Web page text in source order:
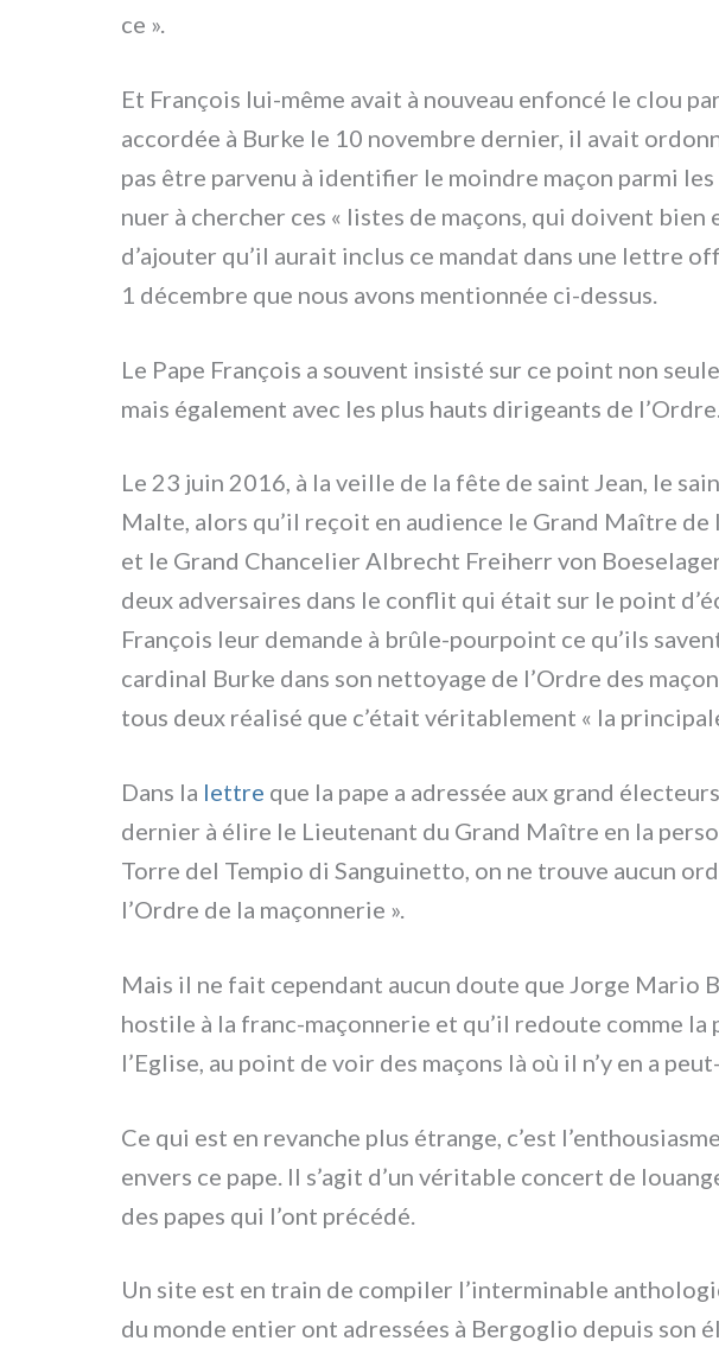
ce ».
Et François lui-même avait à nou­veau enfon­cé le clou
accor­dée à Burke le 10 novem­bre der­nier, il avait
pas être par­ve­nu à iden­ti­fier le moin­dre maçon par­mi
nuer à cher­cher ces « listes de maçons, qui doi­vent bien
d’ajouter qu’il aurait inclus ce man­dat dans une let­tre
1 décem­bre que nous avons men­tion­née ci-dessus.
Le Pape François a sou­vent insi­sté sur ce point non
mais éga­le­ment avec les plus hau­ts diri­gean­ts de l’Ordre.
Le 23 juin 2016, à la veil­le de la fête de saint Jean, le
Malte, alors qu’il reçoit en audien­ce le Grand Maître de
et le Grand Chancelier Albrecht Freiherr von
deux adver­sai­res dans le con­flit qui était sur le point
François leur deman­de à brûle-pourpoint ce qu’ils
car­di­nal Burke dans son net­toya­ge de l’Ordre des
tous deux réa­li­sé que c’était véri­ta­ble­ment « la
Dans la let­tre que la pape a adres­sée aux grand
der­nier à éli­re le Lieutenant du Grand Maître en la
Torre del Tempio di Sanguinetto, on ne trou­ve aucun
l’Ordre de la maçon­ne­rie ».
Mais il ne fait cepen­dant aucun dou­te que Jorge Mario
hosti­le à la franc-maçonnerie et qu’il redou­te com­me la
l’Eglise, au point de voir des maçons là où il n’y en a
Ce qui est en revan­che plus étran­ge, c’est
envers ce pape. Il s’agit d’un véri­ta­ble con­cert de
des papes qui l’ont pré­cé­dé.
Un site est en train de com­pi­ler l’interminable
du mon­de entier ont adres­sées à Bergoglio depuis son